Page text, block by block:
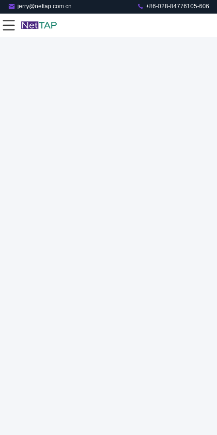
jerry@nettap.com.cn +86-028-84776105-606